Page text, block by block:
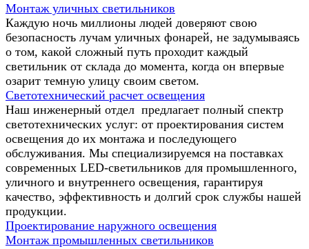
Монтаж уличных светильников
Каждую ночь миллионы людей доверяют свою
безопасность лучам уличных фонарей, не задумываясь
о том, какой сложный путь проходит каждый
светильник от склада до момента, когда он впервые
озарит темную улицу своим светом.
Светотехнический расчет освещения
Наш инженерный отдел предлагает полный спектр
светотехнических услуг: от проектирования систем
освещения до их монтажа и последующего
обслуживания. Мы специализируемся на поставках
современных LED-светильников для промышленного,
уличного и внутреннего освещения, гарантируя
качество, эффективность и долгий срок службы нашей
продукции.
Проектирование наружного освещения
Монтаж промышленных светильников